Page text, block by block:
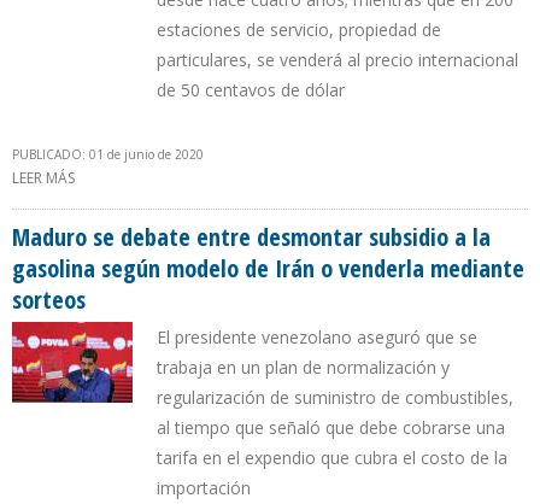
estaciones de servicio, propiedad de
particulares, se venderá al precio internacional
de 50 centavos de dólar
PUBLICADO: 01 de junio de 2020
LEER MÁS
Maduro se debate entre desmontar subsidio a la
gasolina según modelo de Irán o venderla mediante
sorteos
El presidente venezolano aseguró que se
trabaja en un plan de normalización y
regularización de suministro de combustibles,
al tiempo que señaló que debe cobrarse una
tarifa en el expendio que cubra el costo de la
importación